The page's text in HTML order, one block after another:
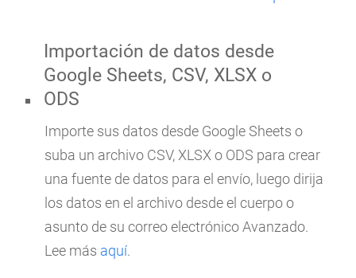
Importación de datos desde
Google Sheets, CSV, XLSX o
ODS
Importe sus datos desde Google Sheets o
suba un archivo CSV, XLSX o ODS para crear
una fuente de datos para el envío, luego dirija
los datos en el archivo desde el cuerpo o
asunto de su correo electrónico Avanzado.
Lee más aquí.